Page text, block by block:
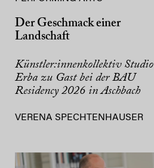
Der Geschmack einer
Landschaft
Künstler:innenkollektiv Studio
Erba zu Gast bei der BAU
Residency 2026 in Aschbach
VERENA SPECHTENHAUSER